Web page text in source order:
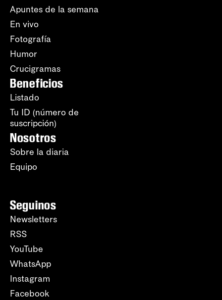
Apuntes de la semana
En vivo
Fotografía
Humor
Crucigramas
Beneficios
Listado
Tu ID (número de
suscripción)
Nosotros
Sobre la diaria
Equipo
Seguinos
Newsletters
RSS
YouTube
WhatsApp
Instagram
Facebook